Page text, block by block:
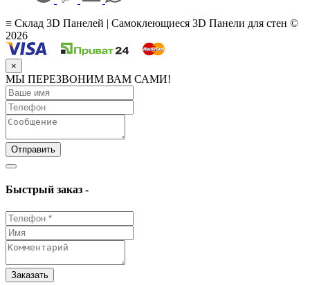
≡ Склад 3D Панелей | Самоклеющиеся 3D Панели для стен ©
2026
×
МЫ ПЕРЕЗВОНИМ ВАМ САМИ!
Отправить
Быстрый заказ -
Заказать